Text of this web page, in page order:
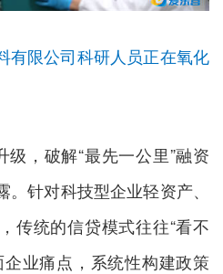
有限公司科研人员正在氧化
级，破解“最先一公里”融资
针对科技型企业轻资产、
传统的信贷模式往往“看不
业痛点，系统性构建政策